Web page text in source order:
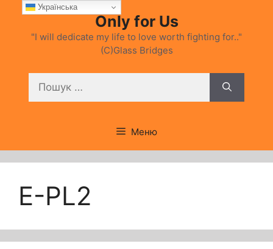
Перейти
вмісту
Only for Us
"I will dedicate my life to love worth fighting for.."
(C)Glass Bridges
Меню
E-PL2
Українська